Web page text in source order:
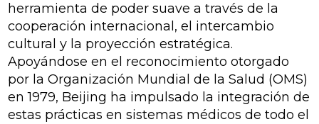
herramienta de poder suave a través de la
cooperación internacional, el intercambio
cultural y la proyección estratégica.
Apoyándose en el reconocimiento otorgado
por la Organización Mundial de la Salud (OMS)
en 1979, Beijing ha impulsado la integración de
estas prácticas en sistemas médicos de todo el